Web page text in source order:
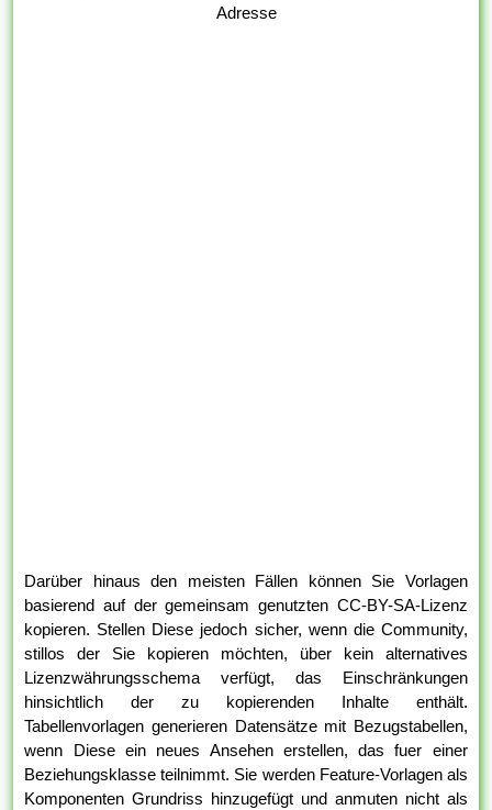
Adresse
Darüber hinaus den meisten Fällen können Sie Vorlagen
basierend auf der gemeinsam genutzten CC-BY-SA-Lizenz
kopieren. Stellen Diese jedoch sicher, wenn die Community,
stillos der Sie kopieren möchten, über kein alternatives
Lizenzwährungsschema verfügt, das Einschränkungen
hinsichtlich der zu kopierenden Inhalte enthält.
Tabellenvorlagen generieren Datensätze mit Bezugstabellen,
wenn Diese ein neues Ansehen erstellen, das fuer einer
Beziehungsklasse teilnimmt. Sie werden Feature-Vorlagen als
Komponenten Grundriss hinzugefügt und anmuten nicht als